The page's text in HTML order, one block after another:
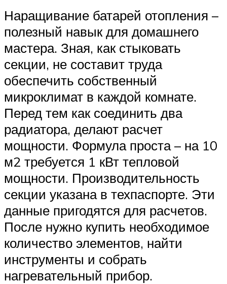
Наращивание батарей отопления –
полезный навык для домашнего
мастера. Зная, как стыковать
секции, не составит труда
обеспечить собственный
микроклимат в каждой комнате.
Перед тем как соединить два
радиатора, делают расчет
мощности. Формула проста – на 10
м2 требуется 1 кВт тепловой
мощности. Производительность
секции указана в техпаспорте. Эти
данные пригодятся для расчетов.
После нужно купить необходимое
количество элементов, найти
инструменты и собрать
нагревательный прибор.